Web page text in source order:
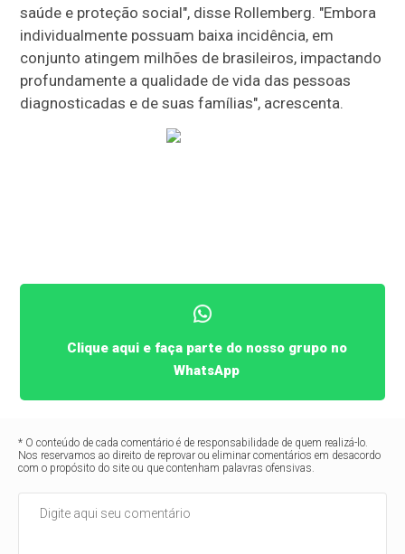
saúde e proteção social", disse Rollemberg. "Embora
individualmente possuam baixa incidência, em
conjunto atingem milhões de brasileiros, impactando
profundamente a qualidade de vida das pessoas
diagnosticadas e de suas famílias", acrescenta.
Clique aqui e faça parte do nosso grupo no
WhatsApp
* O conteúdo de cada comentário é de responsabilidade de quem realizá-lo.
Nos reservamos ao direito de reprovar ou eliminar comentários em desacordo
com o propósito do site ou que contenham palavras ofensivas.